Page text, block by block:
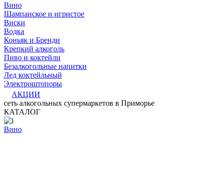
Вино
Шампанское и игристое
Виски
Водка
Коньяк и Бренди
Крепкий алкоголь
Пиво и коктейли
Безалкогольные напитки
Лед коктейльный
Электроштопоры
АКЦИИ
сеть алкогольных супермаркетов в Приморье
КАТАЛОГ
Вино